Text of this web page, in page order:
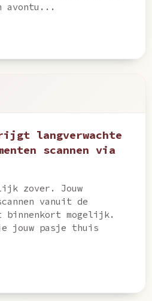
avontu...
langverwachte
scannen via
zover. Jouw
vanuit de
binnenkort mogelijk.
jouw pasje thuis